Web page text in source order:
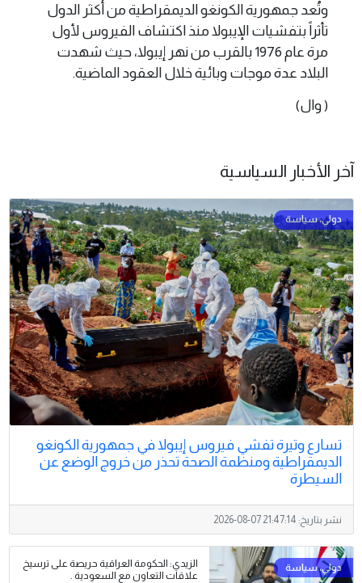
وتُعد جمهورية الكونغو الديمقراطية من أكثر الدول
تأثراً بتفشيات الإيبولا منذ اكتشاف الفيروس لأول
مرة عام 1976 بالقرب من نهر إيبولا، حيث شهدت
البلاد عدة موجات وبائية خلال العقود الماضية.
( وال)
آخر الأخبار السياسية
تسارع وتيرة تفشي فيروس إيبولا في جمهورية الكونغو
الديمقراطية ومنظمة الصحة تحذر من خروج الوضع عن
السيطرة
نشر بتاريخ: 2026-08-07 21:47:14
الزيدي: الحكومة العراقية حريصة على ترسيخ
علاقات التعاون مع السعودية .